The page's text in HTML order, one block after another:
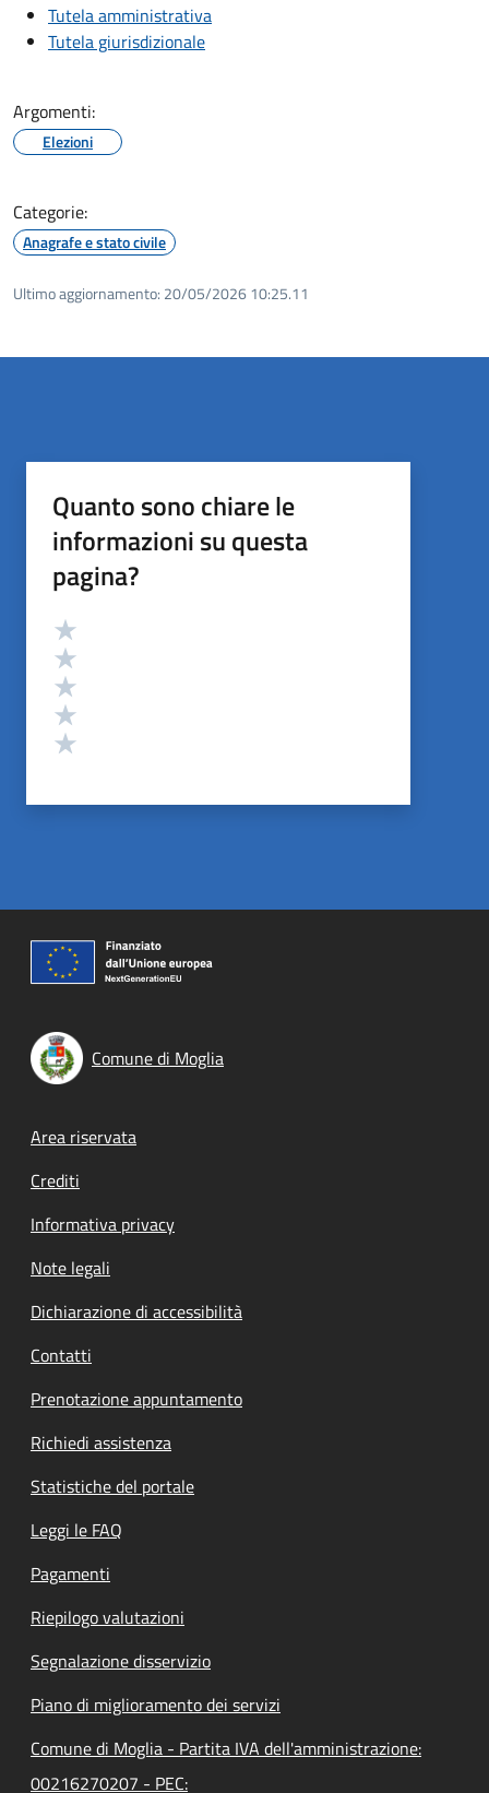
Tutela amministrativa
Tutela giurisdizionale
Argomenti:
Elezioni
Categorie:
Anagrafe e stato civile
Ultimo aggiornamento: 20/05/2026 10:25.11
Quanto sono chiare le
informazioni su questa
pagina?
Valutazione
Comune di Moglia
Footer menu
Area riservata
Crediti
Informativa privacy
Note legali
Dichiarazione di accessibilità
Contatti
Prenotazione appuntamento
Richiedi assistenza
Statistiche del portale
Leggi le FAQ
Pagamenti
Riepilogo valutazioni
Segnalazione disservizio
Piano di miglioramento dei servizi
Comune di Moglia - Partita IVA dell'amministrazione:
00216270207 - PEC: